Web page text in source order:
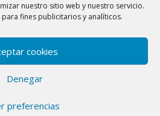
nuestro sitio web y nuestro servicio.
fines publicitarios y analíticos.
cookies
Denegar
preferencias
|Aviso Legal|Política de
Privacidad|Sobre nosotros
participamos en programas
Amazon y otras
que si haces clic en algunos
comisión sin que a ti te cueste